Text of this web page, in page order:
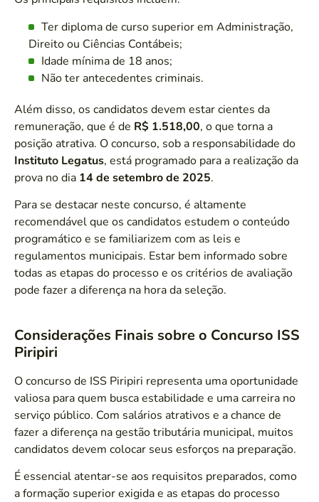
Ter diploma de curso superior em Administração,
Direito ou Ciências Contábeis;
Idade mínima de 18 anos;
Não ter antecedentes criminais.
Além disso, os candidatos devem estar cientes da
remuneração, que é de R$ 1.518,00, o que torna a
posição atrativa. O concurso, sob a responsabilidade do
Instituto Legatus, está programado para a realização da
prova no dia 14 de setembro de 2025.
Para se destacar neste concurso, é altamente
recomendável que os candidatos estudem o conteúdo
programático e se familiarizem com as leis e
regulamentos municipais. Estar bem informado sobre
todas as etapas do processo e os critérios de avaliação
pode fazer a diferença na hora da seleção.
Considerações Finais sobre o Concurso ISS
Piripiri
O concurso de ISS Piripiri representa uma oportunidade
valiosa para quem busca estabilidade e uma carreira no
serviço público. Com salários atrativos e a chance de
fazer a diferença na gestão tributária municipal, muitos
candidatos devem colocar seus esforços na preparação.
É essencial atentar-se aos requisitos preparados, como
a formação superior exigida e as etapas do processo